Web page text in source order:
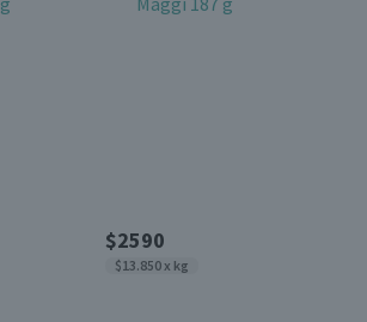
$2590
$13.850 x kg